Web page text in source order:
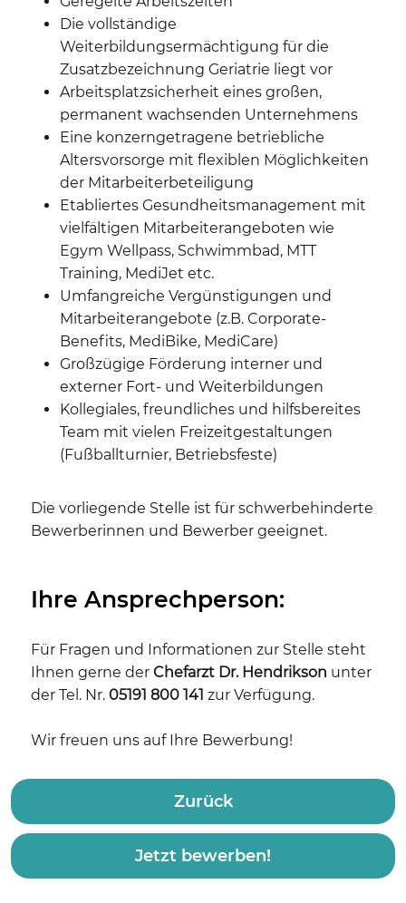
Die vollständige
Weiterbildungsermächtigung für die
Zusatzbezeichnung Geriatrie liegt vor
Arbeitsplatzsicherheit eines großen,
permanent wachsenden Unternehmens
Eine konzerngetragene betriebliche
Altersvorsorge mit flexiblen Möglichkeiten
der Mitarbeiterbeteiligung
Etabliertes Gesundheitsmanagement mit
vielfältigen Mitarbeiterangeboten wie
Egym Wellpass, Schwimmbad, MTT
Training, MediJet etc.
Umfangreiche Vergünstigungen und
Mitarbeiterangebote (z.B. Corporate-
Benefits, MediBike, MediCare)
Großzügige Förderung interner und
externer Fort- und Weiterbildungen
Kollegiales, freundliches und hilfsbereites
Team mit vielen Freizeitgestaltungen
(Fußballturnier, Betriebsfeste)
Die vorliegende Stelle ist für schwerbehinderte
Bewerberinnen und Bewerber geeignet.
Ihre Ansprechperson:
Für Fragen und Informationen zur Stelle steht
Ihnen gerne der Chefarzt Dr. Hendrikson unter
der Tel. Nr. 05191 800 141 zur Verfügung.
Wir freuen uns auf Ihre Bewerbung!
Zurück
Jetzt bewerben!